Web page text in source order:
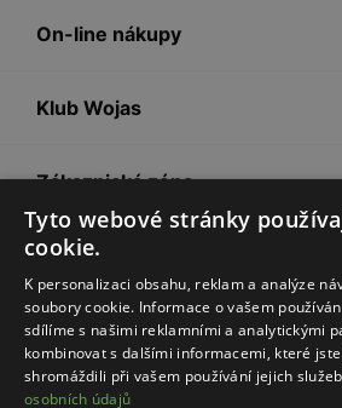
On-line nákupy
Klub Wojas
Zákaznická zóna
Společnost Wojas
Rady
Tyto webové stránky
cookie.
K personalizaci obsahu, reklam a analýze
soubory cookie. Informace o vašem
sdílíme s našimi reklamními a analytickými
kombinovat s dalšími informacemi, které
shromáždili při vašem používání jejich
osobních údajů